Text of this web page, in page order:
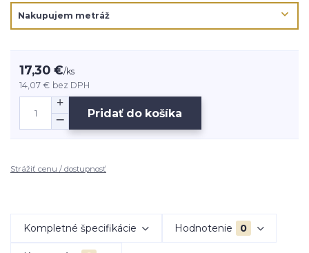
17,30 €/ks
14,07 € bez DPH
Pridať do košíka
Strážiť cenu / dostupnosť
Kompletné špecifikácie Hodnotenie 0